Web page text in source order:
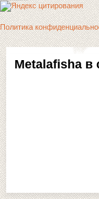
Metalafisha в
Политика